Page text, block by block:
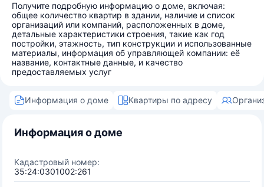
Получите подробную информацию о доме, включая:
общее количество квартир в здании, наличие и список
организаций или компаний, расположенных в доме,
детальные характеристики строения, такие как год
постройки, этажность, тип конструкции и использованные
материалы, информация об управляющей компании: её
название, контактные данные, и качество
предоставляемых услуг
Информация о доме Квартиры по адресу
Информация о доме
Кадастровый номер:
35:24:0301002:261